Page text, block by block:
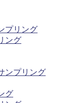
プリング
ング
ンプリング
グ